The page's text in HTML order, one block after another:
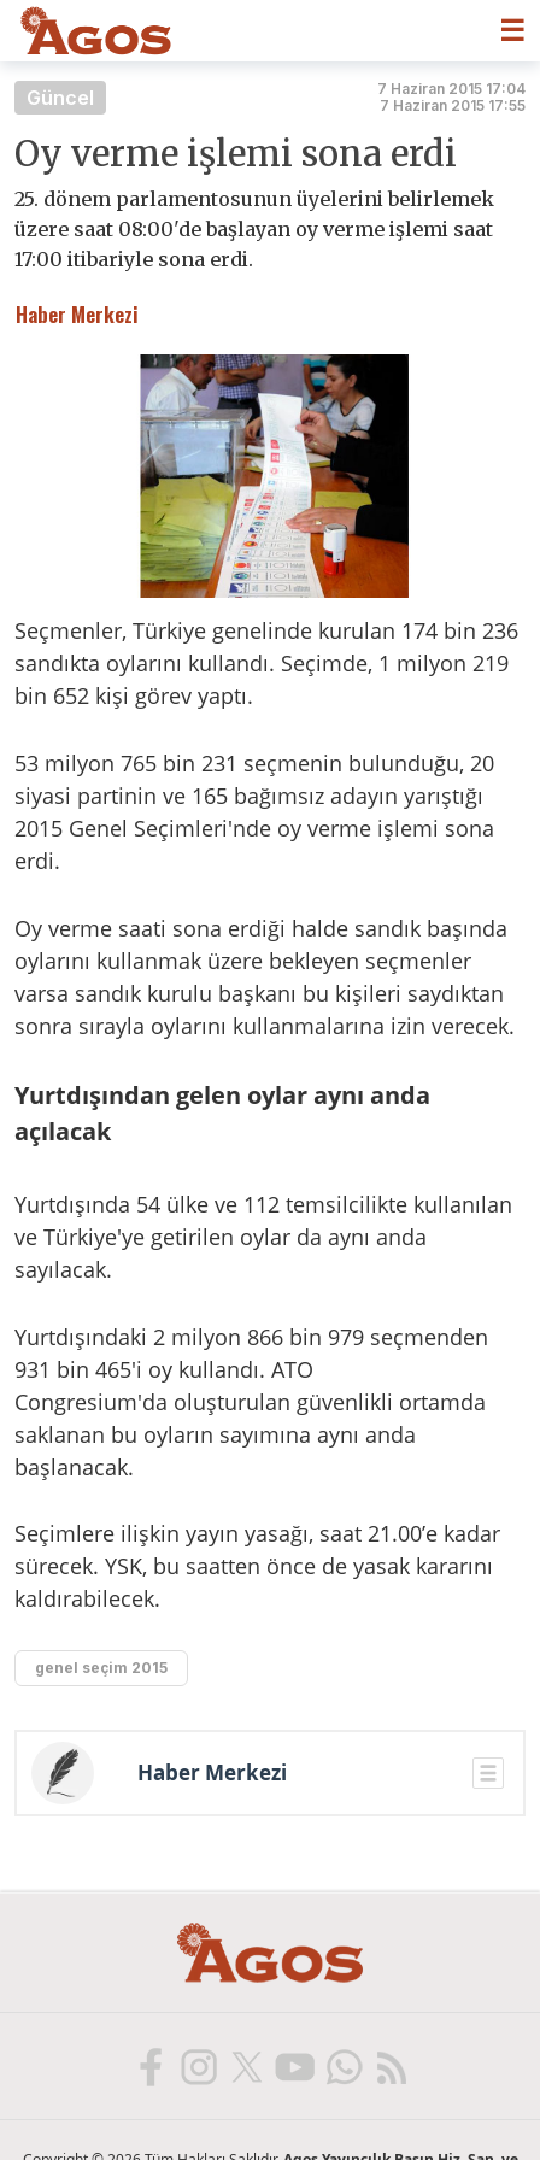
☰
Güncel
7 Haziran 2015 17:04
7 Haziran 2015 17:55
Oy verme işlemi sona erdi
25. dönem parlamentosunun üyelerini belirlemek
üzere saat 08:00'de başlayan oy verme işlemi saat
17:00 itibariyle sona erdi.
Haber Merkezi
Seçmenler, Türkiye genelinde kurulan 174 bin 236
sandıkta oylarını kullandı. Seçimde, 1 milyon 219
bin 652 kişi görev yaptı.
53 milyon 765 bin 231 seçmenin bulunduğu, 20
siyasi partinin ve 165 bağımsız adayın yarıştığı
2015 Genel Seçimleri'nde oy verme işlemi sona
erdi.
Oy verme saati sona erdiği halde sandık başında
oylarını kullanmak üzere bekleyen seçmenler
varsa sandık kurulu başkanı bu kişileri saydıktan
sonra sırayla oylarını kullanmalarına izin verecek.
Yurtdışından gelen oylar aynı anda
açılacak
Yurtdışında 54 ülke ve 112 temsilcilikte kullanılan
ve Türkiye'ye getirilen oylar da aynı anda
sayılacak.
Yurtdışındaki 2 milyon 866 bin 979 seçmenden
931 bin 465'i oy kullandı. ATO
Congresium'da oluşturulan güvenlikli ortamda
saklanan bu oyların sayımına aynı anda
başlanacak.
Seçimlere ilişkin yayın yasağı, saat 21.00’e kadar
sürecek. YSK, bu saatten önce de yasak kararını
kaldırabilecek.
genel seçim 2015
Haber Merkezi